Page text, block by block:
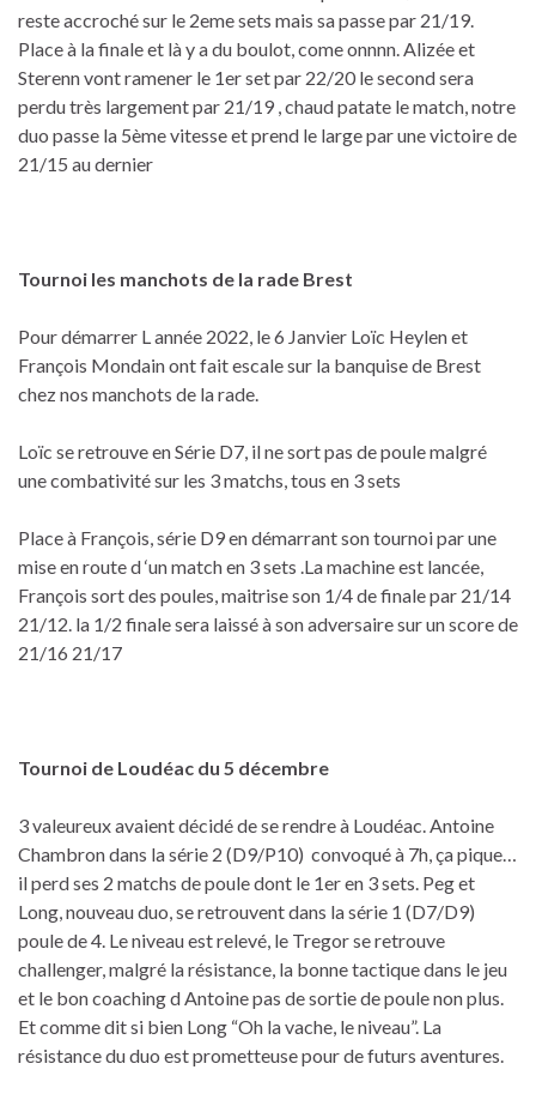
reste accroché sur le 2eme sets mais sa passe par 21/19.
Place à la finale et là y a du boulot, come onnnn. Alizée et
Sterenn vont ramener le 1er set par 22/20 le second sera
perdu très largement par 21/19 , chaud patate le match, notre
duo passe la 5ème vitesse et prend le large par une victoire de
21/15 au dernier
Tournoi les manchots de la rade Brest
Pour démarrer L année 2022, le 6 Janvier Loïc Heylen et
François Mondain ont fait escale sur la banquise de Brest
chez nos manchots de la rade.
Loïc se retrouve en Série D7, il ne sort pas de poule malgré
une combativité sur les 3 matchs, tous en 3 sets
Place à François, série D9 en démarrant son tournoi par une
mise en route d ‘un match en 3 sets .La machine est lancée,
François sort des poules, maitrise son 1/4 de finale par 21/14
21/12. la 1/2 finale sera laissé à son adversaire sur un score de
21/16 21/17
Tournoi de Loudéac du 5 décembre
3 valeureux avaient décidé de se rendre à Loudéac. Antoine
Chambron dans la série 2 (D9/P10) convoqué à 7h, ça pique…
il perd ses 2 matchs de poule dont le 1er en 3 sets. Peg et
Long, nouveau duo, se retrouvent dans la série 1 (D7/D9)
poule de 4. Le niveau est relevé, le Tregor se retrouve
challenger, malgré la résistance, la bonne tactique dans le jeu
et le bon coaching d Antoine pas de sortie de poule non plus.
Et comme dit si bien Long “Oh la vache, le niveau”. La
résistance du duo est prometteuse pour de futurs aventures.